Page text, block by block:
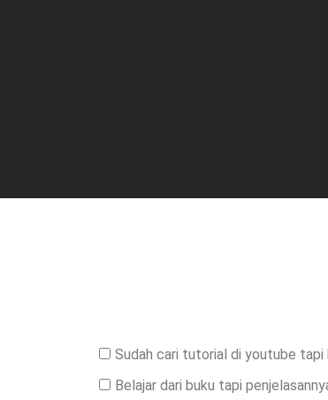
Sudah cari tutorial di youtube
Belajar dari buku tapi